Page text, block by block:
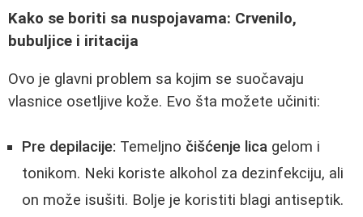
Kako se boriti sa nuspojavama: Crvenilo,
bubuljice i iritacija
Ovo je glavni problem sa kojim se suočavaju
vlasnice osetljive kože. Evo šta možete učiniti:
Pre depilacije: Temeljno čišćenje lica gelom i
tonikom. Neki koriste alkohol za dezinfekciju, ali
on može isušiti. Bolje je koristiti blagi antiseptik.